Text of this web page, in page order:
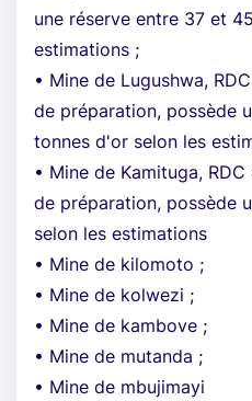
une réserve entre 37 et
estimations ;
• Mine de Lugushwa,
de préparation, possède
tonnes d'or selon les
• Mine de Kamituga,
de préparation, possède
selon les estimations
• Mine de kilomoto ;
• Mine de kolwezi ;
• Mine de kambove ;
• Mine de mutanda ;
• Mine de mbujimayi